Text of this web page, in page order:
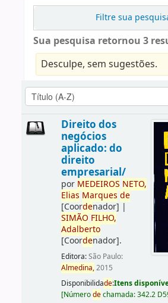
Filtre sua
Sua pesquisa retornou 3
Desculpe, sem sugestões.
Direito dos
negócios
aplicado: do
direito
empresarial/
por MEDEIROS NETO,
Elias Marques de
[Coordenador] |
SIMÃO FILHO,
Adalberto
[Coordenador].
Editora:São Paulo:
Almedina,2015
Disponibilidade:Itens
[Númerodechamada:342.2